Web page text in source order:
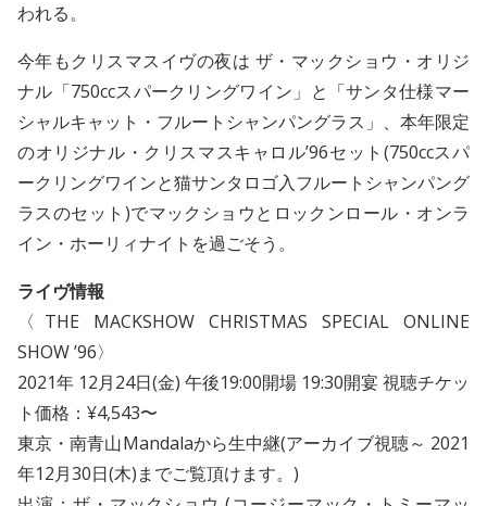
われる。
今年もクリスマスイヴの夜は ザ・マックショウ・オリジ
ナル「750ccスパークリングワイン」と「サンタ仕様マー
シャルキャット・フルートシャンパングラス」、本年限定
のオリジナル・クリスマスキャロル’96セット(750ccスパ
ークリングワインと猫サンタロゴ入フルートシャンパング
ラスのセット)でマックショウとロックンロール・オンラ
イン・ホーリィナイトを過ごそう。
ライヴ情報
〈THE MACKSHOW CHRISTMAS SPECIAL ONLINE
SHOW ’96〉
2021年 12月24日(金) 午後19:00開場 19:30開宴 視聴チケッ
ト価格：¥4,543〜
東京・南青山Mandalaから生中継(アーカイブ視聴～ 2021
年12月30日(木)までご覧頂けます。)